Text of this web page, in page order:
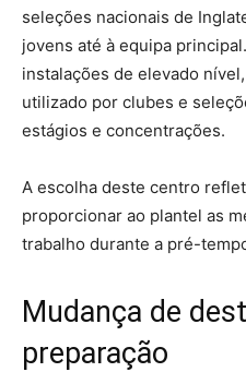
seleções nacionais de
jovens até à equipa
instalações de elevado
utilizado por clubes e
estágios e concentrações.
A escolha deste centro
proporcionar ao plantel as
trabalho durante a pré-
Mudança de
preparação